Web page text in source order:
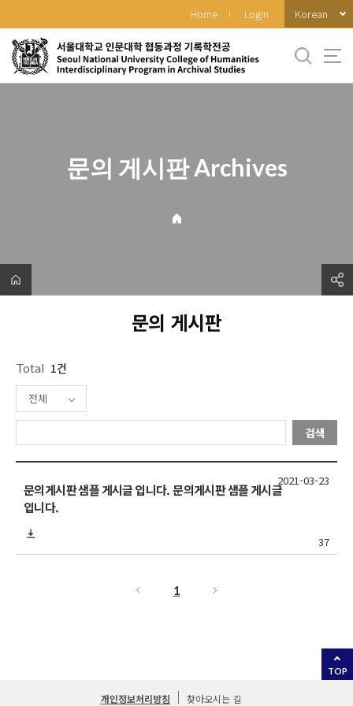
로
메
Home Login Korean
문의 게시판 Archives
문의 게시판
Total 1건
전체
검색
문의게시판 샘플 게시글 입니다. 문의게시판 샘플 게시글
입니다.
37
2021-03-23
1
TOP
개인정보처리방침 찾아오시는 길